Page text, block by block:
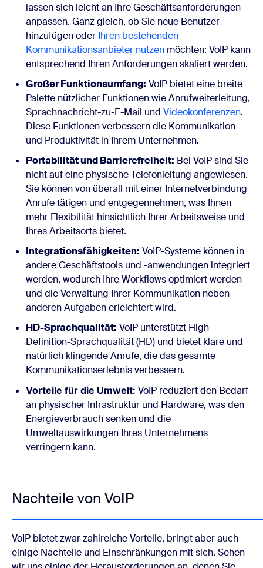
lassen sich leicht an Ihre Geschäftsanforderungen
anpassen. Ganz gleich, ob Sie neue Benutzer
hinzufügen oder Ihren bestehenden
Kommunikationsanbieter nutzen möchten: VoIP kann
entsprechend Ihren Anforderungen skaliert werden.
Großer Funktionsumfang: VoIP bietet eine breite
Palette nützlicher Funktionen wie Anrufweiterleitung,
Sprachnachricht-zu-E-Mail und Videokonferenzen.
Diese Funktionen verbessern die Kommunikation
und Produktivität in Ihrem Unternehmen.
Portabilität und Barrierefreiheit: Bei VoIP sind Sie
nicht auf eine physische Telefonleitung angewiesen.
Sie können von überall mit einer Internetverbindung
Anrufe tätigen und entgegennehmen, was Ihnen
mehr Flexibilität hinsichtlich Ihrer Arbeitsweise und
Ihres Arbeitsorts bietet.
Integrationsfähigkeiten: VoIP-Systeme können in
andere Geschäftstools und -anwendungen integriert
werden, wodurch Ihre Workflows optimiert werden
und die Verwaltung Ihrer Kommunikation neben
anderen Aufgaben erleichtert wird.
HD-Sprachqualität: VoIP unterstützt High-
Definition-Sprachqualität (HD) und bietet klare und
natürlich klingende Anrufe, die das gesamte
Kommunikationserlebnis verbessern.
Vorteile für die Umwelt: VoIP reduziert den Bedarf
an physischer Infrastruktur und Hardware, was den
Energieverbrauch senken und die
Umweltauswirkungen Ihres Unternehmens
verringern kann.
Nachteile von VoIP
VoIP bietet zwar zahlreiche Vorteile, bringt aber auch
einige Nachteile und Einschränkungen mit sich. Sehen